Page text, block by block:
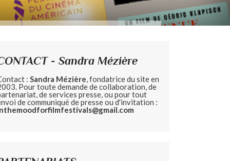
- Sandra Mézière
: Sandra Mézière, fondatrice du site en
Pour toute demande de collaboration, de
de services presse, ou pour tout
de communiqué de presse ou d'invitation :